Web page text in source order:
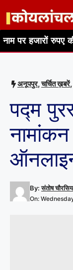
content
रुपए की अवैध
अनूपपुर,चर्चित ख़बरें,
पद्म
नामांकन
By:संतोष
On: